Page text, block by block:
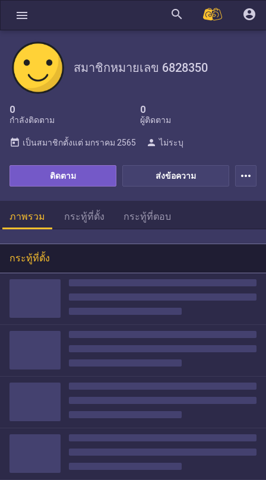
menu search account_circle
สมาชิกหมายเลข 6828350
0
กำลังติดตาม
0
ผู้ติดตาม
ส่งข้อความ
ติดตาม
today เป็นสมาชิกตั้งแต่ มกราคม 2565 person ไม่ระบุ
more_horiz
ภาพรวม กระทู้ที่ตั้ง กระทู้ที่ตอบ
กระทู้ที่ตั้ง